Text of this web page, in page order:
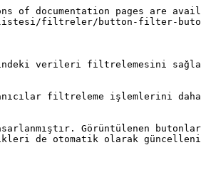
documentation pages are
listesi/filtreler/button-filter-
verileri filtrelemesini
filtreleme işlemlerini
Görüntülenen
de otomatik olarak